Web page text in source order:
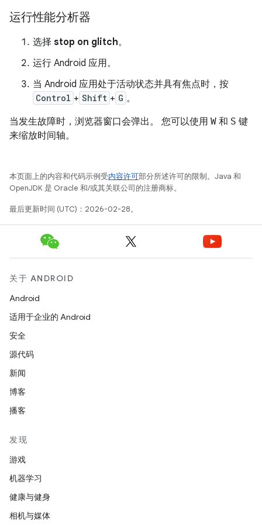
运行性能分析器
选择 stop on glitch。
运行 Android 应用。
当 Android 应用处于活动状态并具有焦点时，按
Control + Shift + G 。
当发生故障时，浏览器窗口会弹出。 您可以使用 W 和 S 键
来缩放时间轴。
本页面上的内容和代码示例受内容许可部分所述许可的限制。Java 和
OpenJDK 是 Oracle 和/或其关联公司的注册商标。
最后更新时间 (UTC)：2026-02-28。
关于 ANDROID
Android
适用于企业的 Android
安全
源代码
新闻
博客
播客
发现
游戏
机器学习
健康与健身
相机与媒体